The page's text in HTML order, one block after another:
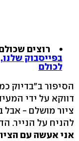
רוצים
בפייסבוק
לכולם
הסיפור ב"בדיוק
דווקא על ידי
ציור מושלם -
להניח על הנייר.
אני אעשה עם